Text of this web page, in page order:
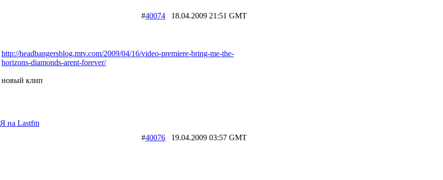
#40074 18.04.2009 21:51 GMT
http://headbangersblog.mtv.com/2009/04/16/video-premiere-bring-me-the-
horizons-diamonds-arent-forever/
новый клип
Я на Lastfm
#40076 19.04.2009 03:57 GMT